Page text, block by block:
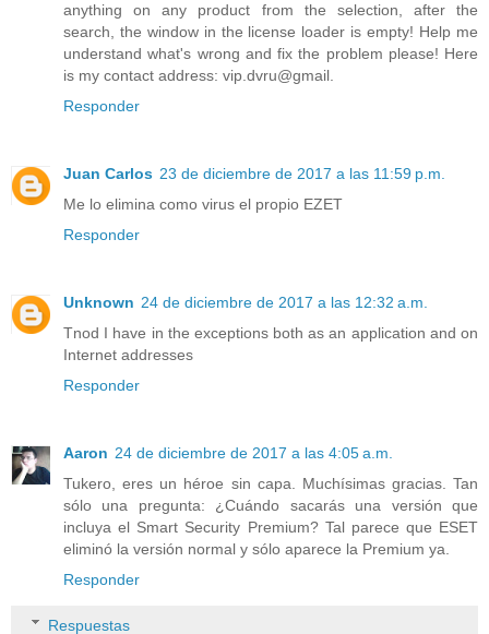
anything on any product from the selection, after the
search, the window in the license loader is empty! Help me
understand what's wrong and fix the problem please! Here
is my contact address: vip.dvru@gmail.
Responder
Juan Carlos 23 de diciembre de 2017 a las 11:59 p.m.
Me lo elimina como virus el propio EZET
Responder
Unknown 24 de diciembre de 2017 a las 12:32 a.m.
Tnod I have in the exceptions both as an application and on
Internet addresses
Responder
Aaron 24 de diciembre de 2017 a las 4:05 a.m.
Tukero, eres un héroe sin capa. Muchísimas gracias. Tan
sólo una pregunta: ¿Cuándo sacarás una versión que
incluya el Smart Security Premium? Tal parece que ESET
eliminó la versión normal y sólo aparece la Premium ya.
Responder
Respuestas